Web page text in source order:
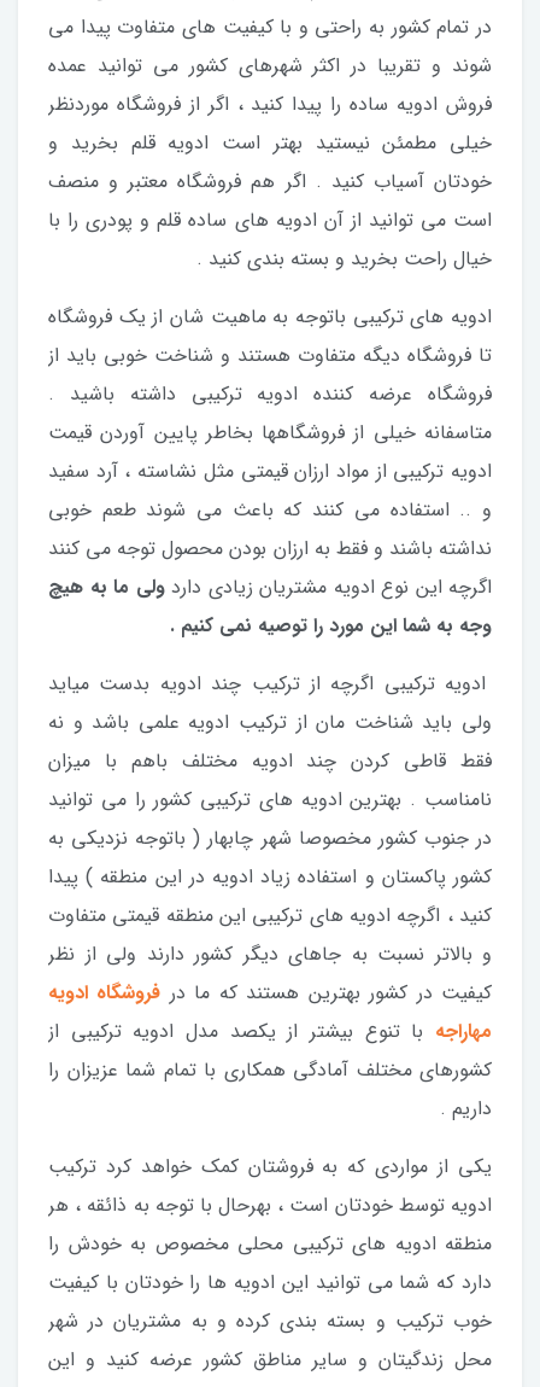
در تمام کشور به راحتی و با کیفیت های متفاوت پیدا می
شوند و تقریبا در اکثر شهرهای کشور می توانید عمده
فروش ادویه ساده را پیدا کنید ، اگر از فروشگاه موردنظر
خیلی مطمئن نیستید بهتر است ادویه قلم بخرید و
خودتان آسیاب کنید . اگر هم فروشگاه معتبر و منصف
است می توانید از آن ادویه های ساده قلم و پودری را با
خیال راحت بخرید و بسته بندی کنید .
ادویه های ترکیبی باتوجه به ماهیت شان از یک فروشگاه
تا فروشگاه دیگه متفاوت هستند و شناخت خوبی باید از
فروشگاه عرضه کننده ادویه ترکیبی داشته باشید .
متاسفانه خیلی از فروشگاهها بخاطر پایین آوردن قیمت
ادویه ترکیبی از مواد ارزان قیمتی مثل نشاسته ، آرد سفید
و .. استفاده می کنند که باعث می شوند طعم خوبی
نداشته باشند و فقط به ارزان بودن محصول توجه می کنند
اگرچه این نوع ادویه مشتریان زیادی داردولی ما به هیچ
وجه به شما این مورد را توصیه نمی کنیم .
ادویه ترکیبی اگرچه از ترکیب چند ادویه بدست میاید
ولی باید شناخت مان از ترکیب ادویه علمی باشد و نه
فقط قاطی کردن چند ادویه مختلف باهم با میزان
نامناسب . بهترین ادویه های ترکیبی کشور را می توانید
در جنوب کشور مخصوصا شهر چابهار ( باتوجه نزدیکی به
کشور پاکستان و استفاده زیاد ادویه در این منطقه ) پیدا
کنید ، اگرچه ادویه های ترکیبی این منطقه قیمتی متفاوت
و بالاتر نسبت به جاهای دیگر کشور دارند ولی از نظر
کیفیت در کشور بهترین هستند که ما در فروشگاه ادویه
مهاراجه با تنوع بیشتر از یکصد مدل ادویه ترکیبی از
کشورهای مختلف آمادگی همکاری با تمام شما عزیزان را
داریم .
یکی از مواردی که به فروشتان کمک خواهد کرد ترکیب
ادویه توسط خودتان است ، بهرحال با توجه به ذائقه ، هر
منطقه ادویه های ترکیبی محلی مخصوص به خودش را
دارد که شما می توانید این ادویه ها را خودتان با کیفیت
خوب ترکیب و بسته بندی کرده و به مشتریان در شهر
محل زندگیتان و سایر مناطق کشور عرضه کنید و این